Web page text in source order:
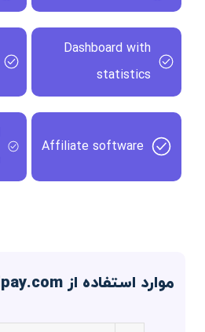
Dashboard with
statistics
Affiliate software
موارد استفاده از plugandpay.com